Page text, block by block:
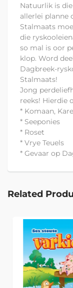
Natuurlik is
allerlei planne
Stalmaats
die
so mal is oor
klop. Word
Dagbreek-
Stalmaats!
Jong
reeks! Hierdie
* Komaan,
* Seeponies
* Roset
* Vrye Teuels
* Gevaar op
Related